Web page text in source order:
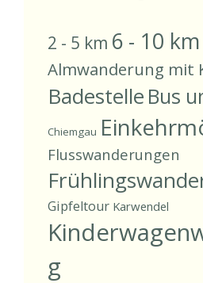
2 - 5 km 6 - 10 km
Almwanderung mit
Badestelle Bus
Chiemgau
Flusswanderungen
Gipfeltour Karwendel
g